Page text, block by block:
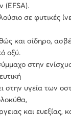
(EFSA).
σε φυτικές
και σίδηρο,
οξύ.
στην
στην υγεία των
και ευεξίας,